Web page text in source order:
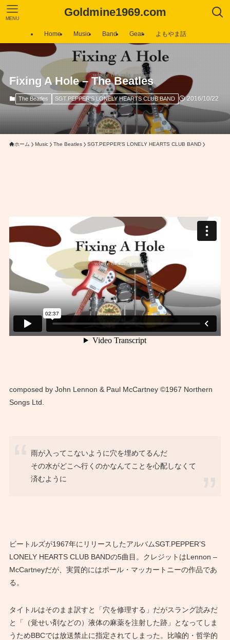
Goldmine1969.com
MENU
Home Music Band Gear よもやま話
Fixing A Hole – The Beatles
The Beatles SGT.PEPPER'S LONELY HEARTS CLUB BAND 2016/10/22
ホーム Music The Beatles SGT.PEPPER'S LONELY HEARTS CLUB BAND
composed by John Lennon & Paul McCartney ©1967 Northern
Songs Ltd.
雨が入ってこないように穴を埋めてるんだ
その水がどこへ行くのかなんてことを心配しなくて
済むように
ビートルズが1967年にリリースしたアルバムSGT.PEPPER’S
LONELY HEARTS CLUB BANDの5曲目。クレジットはLennon –
McCartneyだが、実質的にはポール・マッカートニーの作品であ
る。
タイトルはそのまま訳すと「穴を修理する」だがスラング読みだ
と「（覚せい剤などの）液体の麻薬を注射した跡」となってしま
うためBBCでは放送禁止に指定されてしまった。比喩的・哲学的